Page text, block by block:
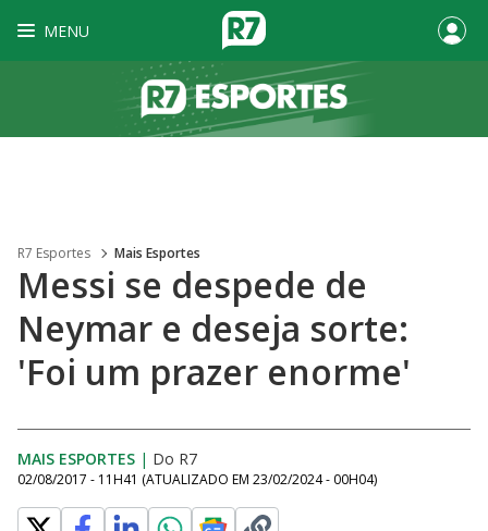
MENU
R7 Esportes Mais Esportes
Messi se despede de
Neymar e deseja sorte:
'Foi um prazer enorme'
MAIS ESPORTES | Do R7
02/08/2017 - 11H41 (ATUALIZADO EM 23/02/2024 - 00H04)